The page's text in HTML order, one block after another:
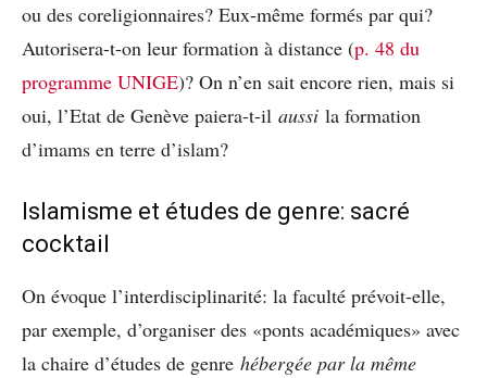
ou des coreligionnaires? Eux-même formés par qui?
Autorisera-t-on leur formation à distance (p. 48 du
programme UNIGE)? On n’en sait encore rien, mais si
oui, l’Etat de Genève paiera-t-il aussi la formation
d’imams en terre d’islam?
Islamisme et études de genre: sacré
cocktail
On évoque l’interdisciplinarité: la faculté prévoit-elle,
par exemple, d’organiser des «ponts académiques» avec
la chaire d’études de genre hébergée par la même